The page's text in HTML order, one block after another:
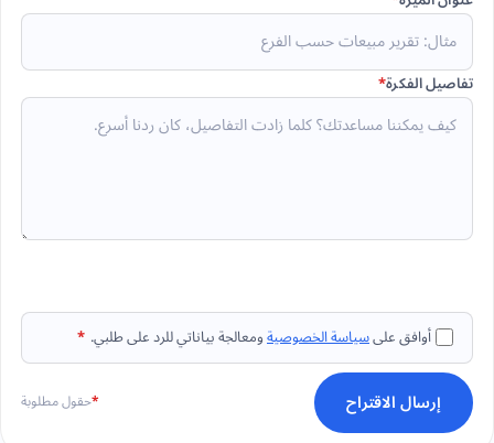
تفاصيل الفكرة*
أوافق علىسياسة الخصوصيةومعالجة بياناتي للرد على طلبي. *
إرسال الاقتراح *حقول مطلوبة